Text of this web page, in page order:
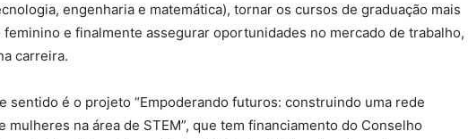
engenharia e matemática), tornar os cursos de graduação mais
e finalmente assegurar oportunidades no mercado de trabalho,
carreira.
sentido é o projeto “Empoderando futuros: construindo uma rede
mulheres na área de STEM”, que tem financiamento do Conselho